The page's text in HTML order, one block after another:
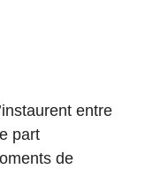
entre
part
de